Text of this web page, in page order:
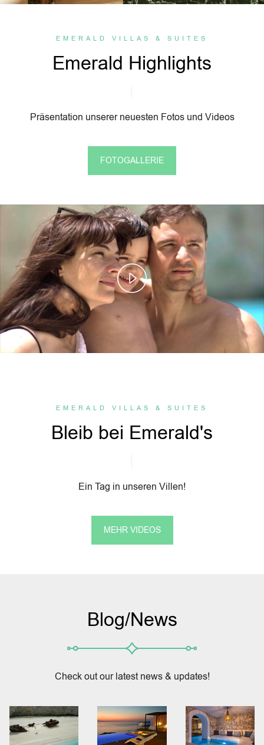
EMERALD VILLAS & SUITES
Emerald Highlights
Präsentation unserer neuesten Fotos und Videos
FOTOGALLERIE
Play
Video
EMERALD VILLAS & SUITES
Bleib bei Emerald's
Ein Tag in unseren Villen!
MEHR VIDEOS
Blog/News
Check out our latest news & updates!